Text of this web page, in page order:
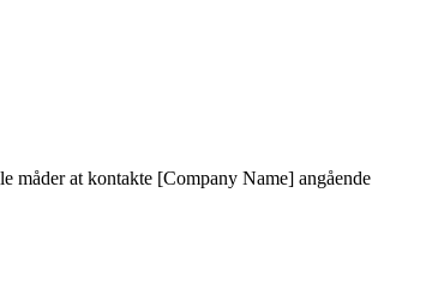
måder at kontakte [Company Name] angående